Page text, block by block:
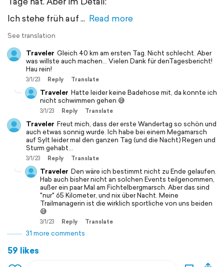
Ich stehe früh auf
Read more
See translation
Traveler Gleich 40 km am ersten Tag. Nicht schlecht. Aber
was willste auch machen... Vielen Dank für denTagesbericht!
Hau rein!
3/1/23 Reply Translate
Traveler Hatte leider keine Badehose mit, da konnte ich
nicht schwimmen gehen 😅
3/1/23 Reply Translate
Traveler Freut mich, dass der erste Wandertag so schön und
auch etwas sonnig wurde. Ich habe bei einem Megamarsch
auf Sylt leider mal den ganzen Tag (und die Nacht) Regen und
Sturm gehabt…
3/1/23 Reply Translate
Traveler Den wäre ich bestimmt nicht zu Ende gelaufen.
Hab auch bisher nicht an solchen Events teilgenommen,
außer ein paar Mal am Fichtelbergmarsch. Aber das sind
"nur" 65 Kilometer, und nix über Nacht. Meine
Trailmanagerin ist die wirklich sportliche von uns beiden
😅
3/1/23 Reply Translate
31 more comments
59 likes